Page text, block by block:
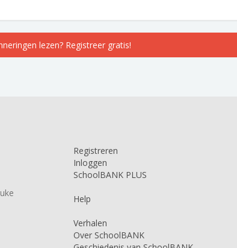
lezen? Registreer gratis!
Registreren
Inloggen
SchoolBANK PLUS
Help
Verhalen
Over SchoolBANK